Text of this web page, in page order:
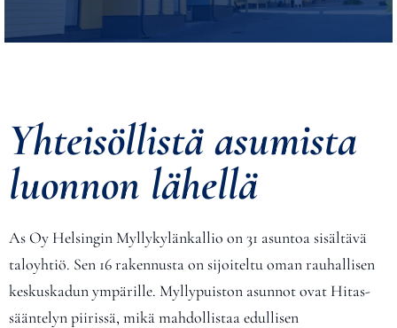
Yhteisöllistä asumista
luonnon lähellä
As Oy Helsingin Myllykylänkallio on 31 asuntoa sisältävä
taloyhtiö. Sen 16 rakennusta on sijoiteltu oman rauhallisen
keskuskadun ympärille. Myllypuiston asunnot ovat Hitas-
sääntelyn piirissä, mikä mahdollistaa edullisen